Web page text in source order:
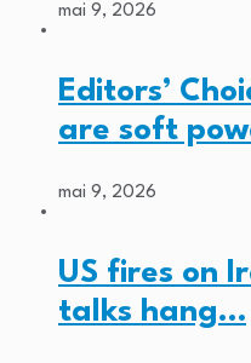
mai 9, 2026
Editors’
are soft
mai 9, 2026
US fires on
talks hang…